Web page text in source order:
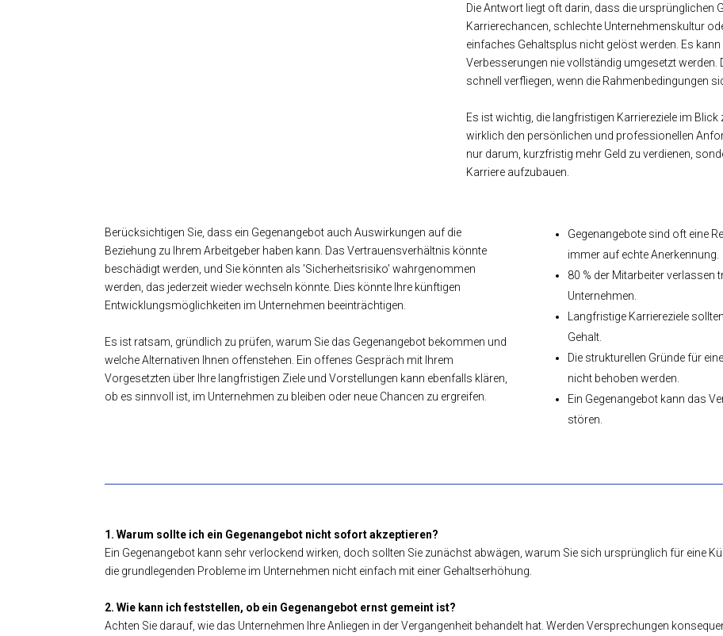
Die Antwort liegt oft darin, dass die ursprünglichen
Karrierechancen, schlechte Unternehmenskultur
einfaches Gehaltsplus nicht gelöst werden. Es
Verbesserungen nie vollständig umgesetzt werden.
schnell verfliegen, wenn die Rahmenbedingungen
Es ist wichtig, die langfristigen Karriereziele im
wirklich den persönlichen und professionellen
nur darum, kurzfristig mehr Geld zu verdienen,
Karriere aufzubauen.
Berücksichtigen Sie, dass ein Gegenangebot auch Auswirkungen auf die
Beziehung zu Ihrem Arbeitgeber haben kann. Das Vertrauensverhältnis könnte
beschädigt werden, und Sie könnten als 'Sicherheitsrisiko' wahrgenommen
werden, das jederzeit wieder wechseln könnte. Dies könnte Ihre künftigen
Entwicklungsmöglichkeiten im Unternehmen beeinträchtigen.
Es ist ratsam, gründlich zu prüfen, warum Sie das Gegenangebot bekommen und
welche Alternativen Ihnen offenstehen. Ein offenes Gespräch mit Ihrem
Vorgesetzten über Ihre langfristigen Ziele und Vorstellungen kann ebenfalls klären,
ob es sinnvoll ist, im Unternehmen zu bleiben oder neue Chancen zu ergreifen.
Gegenangebote sind oft eine
immer auf echte Anerkennung.
80 % der Mitarbeiter verlassen
Unternehmen.
Langfristige Karriereziele
Gehalt.
Die strukturellen Gründe für
nicht behoben werden.
Ein Gegenangebot kann das
stören.
1. Warum sollte ich ein Gegenangebot nicht sofort akzeptieren?
Ein Gegenangebot kann sehr verlockend wirken, doch sollten Sie zunächst abwägen, warum Sie sich ursprünglich für eine
die grundlegenden Probleme im Unternehmen nicht einfach mit einer Gehaltserhöhung.
2. Wie kann ich feststellen, ob ein Gegenangebot ernst gemeint ist?
Achten Sie darauf, wie das Unternehmen Ihre Anliegen in der Vergangenheit behandelt hat. Werden Versprechungen